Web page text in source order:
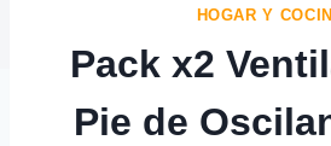
HOGAR Y
Pack x2
Pie de